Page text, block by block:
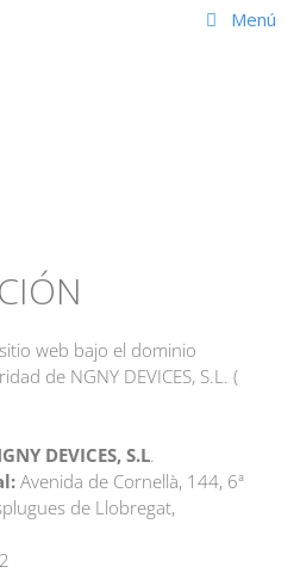
Menú
web bajo el dominio
de NGNY DEVICES, S.L. (
DEVICES, S.L.
Avenida de Cornellà, 144, 6ª
de Llobregat,